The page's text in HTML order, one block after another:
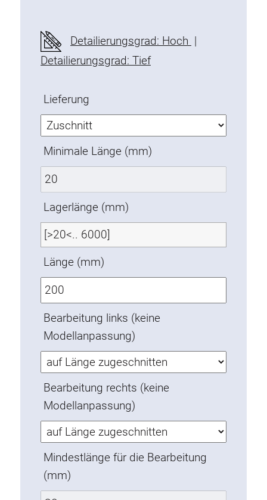
Befestigungsleisten
Uniblöcke
Befestigungswinkel
T-Schrauben
Gewindeteile
Gewindeplatten
Doppelgewindeplatten
Halbrundgewindeplatten
Nutensteine
Nutensteine schwenkbar
Doppelnutensteine
Hammermuttern
Verdrehsicherungen
Gewindeeinsätze
Bodenverbindungselemente
Rollenelemente
Kunststoffelemente
Kabelkanäle
Flächenelemente
Scharniere und Gelenke
Beschläge
Pneumatik Elemente
Dynamische Elemente
Eckelement
Detailierungsgrad: Hoch |
Detailierungsgrad: Tief
Lieferung
Minimale Länge (mm)
Lagerlänge (mm)
Länge (mm)
Bearbeitung links (keine
Modellanpassung)
Bearbeitung rechts (keine
Modellanpassung)
Mindestlänge für die Bearbeitung
(mm)